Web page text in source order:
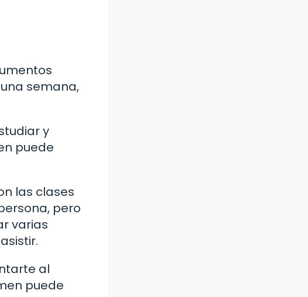
semana,
y
puede
las clases
pero
varias
al
puede